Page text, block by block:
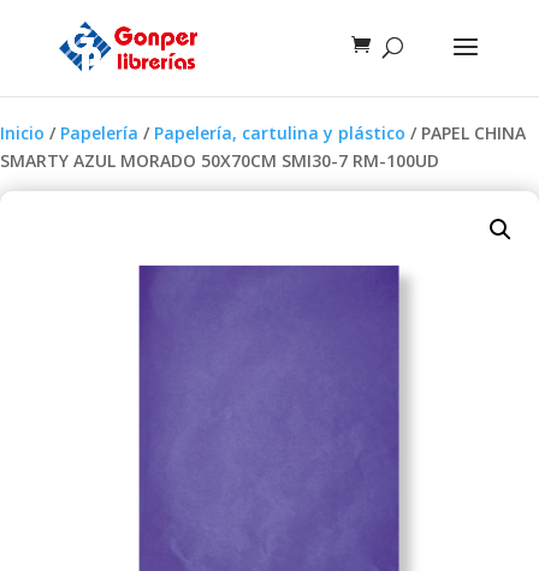
Inicio / Papelería / Papelería, cartulina y plástico / PAPEL CHINA
SMARTY AZUL MORADO 50X70CM SMI30-7 RM-100UD